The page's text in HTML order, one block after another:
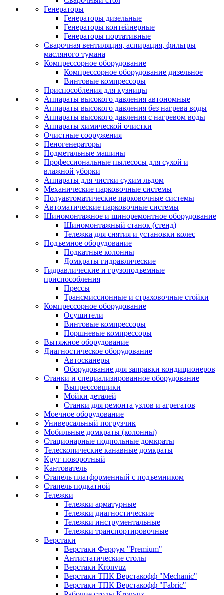
Генераторы
Генераторы дизельные
Генераторы контейнерные
Генераторы портативные
Сварочная вентиляция, аспирация, фильтры
масляного тумана
Компрессорное оборудование
Компрессорное оборудование дизельное
Винтовые компрессоры
Приспособления для кузницы
Аппараты высокого давления автономные
Аппараты высокого давления без нагрева воды
Аппараты высокого давления с нагревом воды
Аппараты химической очистки
Очистные сооружения
Пеногенераторы
Подметальные машины
Профессиональные пылесосы для сухой и
влажной уборки
Аппараты для чистки сухим льдом
Механические парковочные системы
Полуавтоматические парковочные системы
Автоматические парковочные системы
Шиномонтажное и шиноремонтное оборудование
Шиномонтажный станок (стенд)
Тележка для снятия и установки колес
Подъемное оборудование
Подкатные колонны
Домкраты гидравлические
Гидравлические и грузоподъемные
приспособления
Прессы
Трансмиссионные и страховочные стойки
Компрессорное оборудование
Осушители
Винтовые компрессоры
Поршневые компрессоры
Вытяжное оборудование
Диагностическое оборудование
Автосканеры
Оборудование для заправки кондиционеров
Станки и специализированное оборудование
Выпрессовщики
Мойки деталей
Станки для ремонта узлов и агрегатов
Моечное оборудование
Универсальный погрузчик
Мобильные домкраты (колонны)
Стационарные подпольные домкраты
Телескопические канавные домкраты
Круг поворотный
Кантователь
Стапель платформенный с подъемником
Стапель подкатной
Тележки
Тележки арматурные
Тележки диагностические
Тележки инструментальные
Тележки транспортировочные
Верстаки
Верстаки Феррум "Premium"
Антистатические столы
Верстаки Kronvuz
Верстаки ТПК Верстакофф "Mechanic"
Верстаки ТПК Верстакофф "Fabric"